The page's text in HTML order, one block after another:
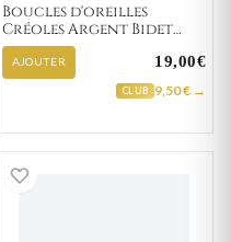
Boucles d'oreilles
Créoles Argent Bidet
Minimaliste
AJOUTER 19,00€
CLUB 9,50 € →
Créoles Argent Donnelly